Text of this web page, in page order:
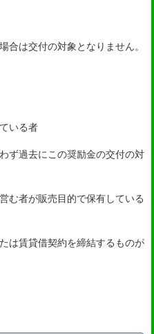
合は交付の対象となりません。
いる者
ず過去にこの奨励金の交付の対
む者が販売目的で保有している
は賃貸借契約を締結するものが